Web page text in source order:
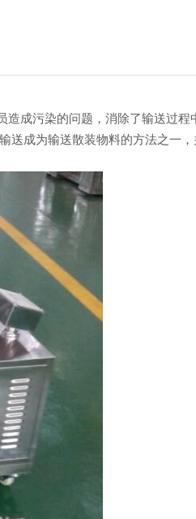
成污染的问题，消除了输送过程
成为输送散装物料的方法之一